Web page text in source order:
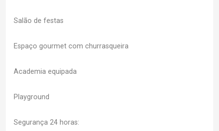
Salão de festas
Espaço gourmet com churrasqueira
Academia equipada
Playground
Segurança 24 horas: